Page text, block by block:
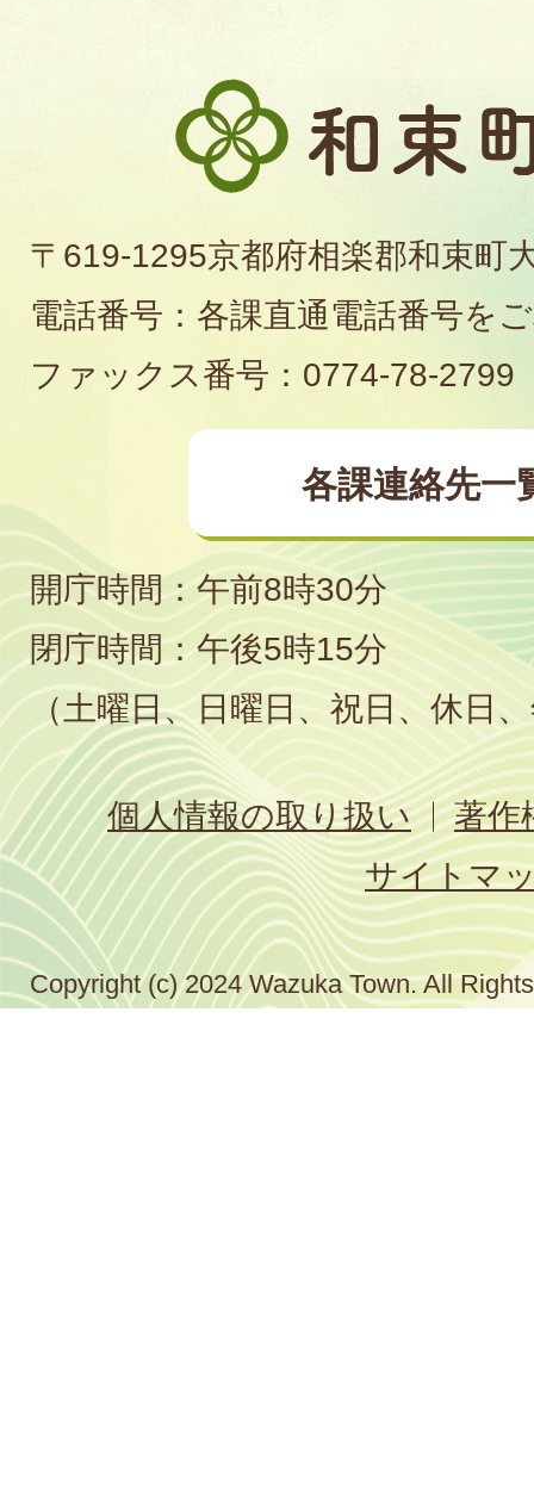
和
束
役
場
〒619-1295京都府相楽郡和束町
電話番号：各課直通電話番号を
ファックス番号：0774-78-2799
各課連絡先一
開庁時間：午前8時30分
閉庁時間：午後5時15分
（土曜日、日曜日、祝日、休日
個人情報の取り扱い
著作
サイトマ
Copyright (c) 2024 Wazuka Town. All